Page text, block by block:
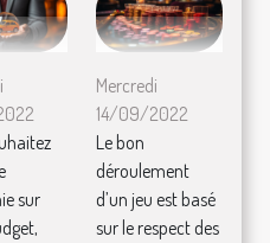
sur
Mercredi
14/09/2022
Le bon
déroulement
d’un jeu est basé
sur le respect des